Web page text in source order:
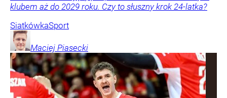
klubem aż do 2029 roku. Czy to słuszny krok 24-latka?
SiatkówkaSport
Maciej Piasecki